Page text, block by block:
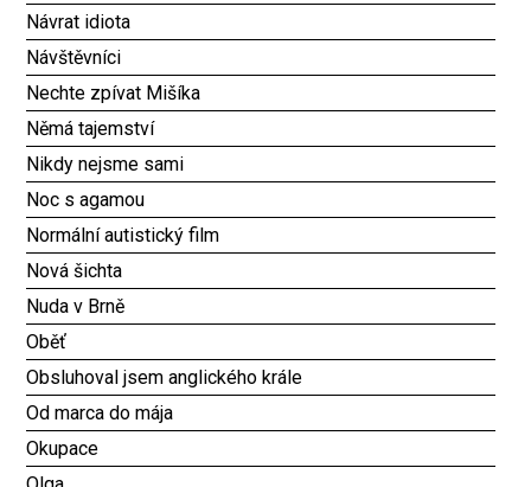
Návrat idiota
Návštěvníci
Nechte zpívat Mišíka
Němá tajemství
Nikdy nejsme sami
Noc s agamou
Normální autistický film
Nová šichta
Nuda v Brně
Oběť
Obsluhoval jsem anglického krále
Od marca do mája
Okupace